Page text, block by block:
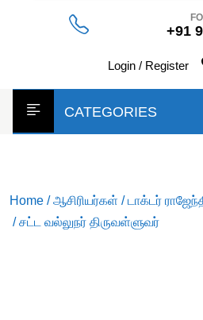
+91
Login / Register
CATEGORIES
Home /ஆசிரியர்கள் /டாக்டர்
/ சட்ட வல்லுநர் திருவள்ளுவர்